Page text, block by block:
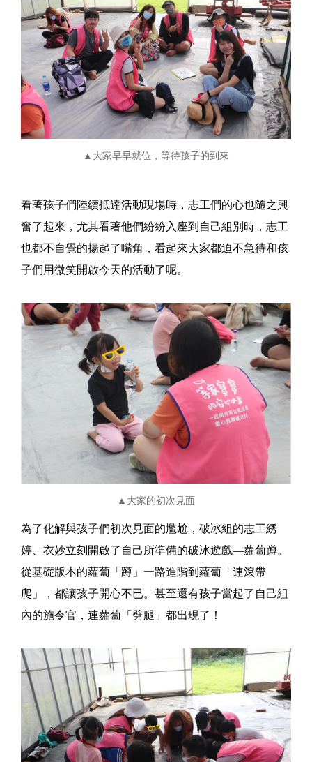
▲大家早早就位，等待孩子的到來
看著孩子們陸續抵達活動現場時，志工們的心也隨之興
奮了起來，尤其看著他們紛紛入座到自己組別時，志工
也都不自覺的揚起了嘴角，看起來大家都迫不急待和孩
子們用微笑開啟今天的活動了呢。
▲大家的初次見面
為了化解與孩子們初次見面的尷尬，破冰組的志工綉
婷、衣妙立刻開啟了自己所準備的破冰遊戲—蘿蔔蹲。
從基礎版本的蘿蔔「蹲」一路進階到蘿蔔「連滾帶
爬」，都讓孩子開心不已。甚至還有孩子當起了自己組
內的施令官，連蘿蔔「劈腿」都出現了！